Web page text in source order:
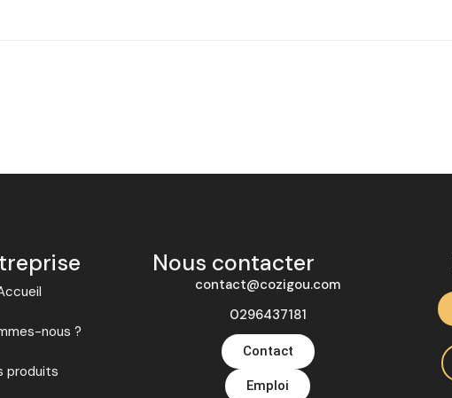
nous ?
produits
Nous contacter
contact@cozigou.com
0296437181
Contact
Emploi